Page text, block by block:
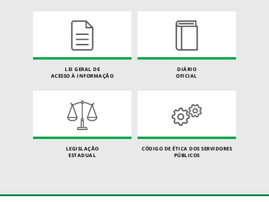
LEI GERAL DE
ACESSO À INFORMAÇÃO
DIÁRIO
OFICIAL
LEGISLAÇÃO
ESTADUAL
CÓDIGO DE ÉTICA DOS SERVIDORES
PÚBLICOS